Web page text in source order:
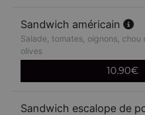
Sandwich américain
Salade, tomates, oignons, chou
olives
10.90€
Sandwich escalope de